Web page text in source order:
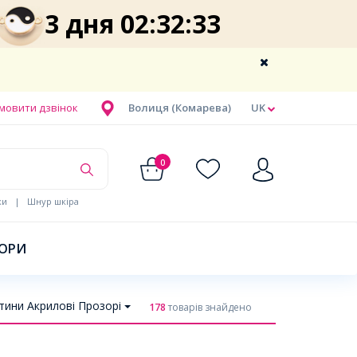
3 дня 02:32:32
UK
Волиця (Комарева)
дзвінок
0
| Шнур шкіра
Акрилові Прозорі 178товарів знайдено